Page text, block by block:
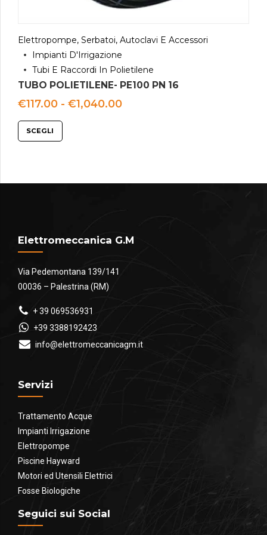
Elettropompe, Serbatoi, Autoclavi E Accessori
Impianti D'Irrigazione
Tubi E Raccordi In Polietilene
TUBO POLIETILENE- PE100 PN 16
€117.00 - €1,040.00Fascia
SCEGLI
Elettromeccanica G.M
Via Pedemontana 139/141
00036 – Palestrina (RM)
+ 39 069536931
+39 3388192423
info@elettromeccanicagm.it
Servizi
Trattamento Acque
Impianti Irrigazione
Elettropompe
Piscine Hayward
Motori ed Utensili Elettrici
Fosse Biologiche
Seguici sui Social